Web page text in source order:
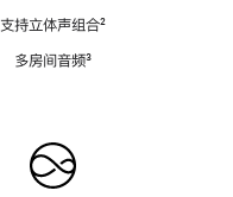
支持立体声组合脚
²
多房间音频脚
³